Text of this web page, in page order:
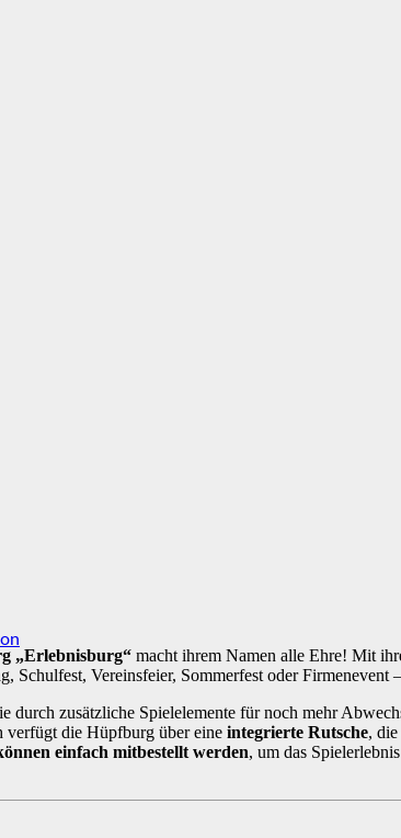
„Erlebnisburg“ macht ihrem Namen alle Ehre! Mit
Vereinsfeier, Sommerfest oder
zusätzliche Spielelemente für noch mehr
verfügt die Hüpfburg über eine integrierte Rutsche,
einfach mitbestellt werden, um das